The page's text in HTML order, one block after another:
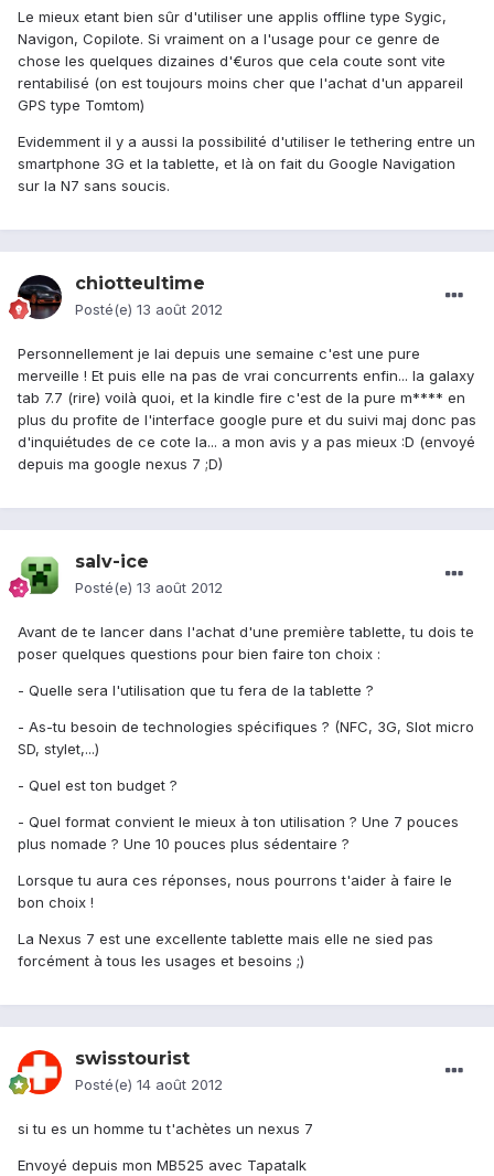
Le mieux etant bien sûr d'utiliser une applis offline type Sygic,
Navigon, Copilote. Si vraiment on a l'usage pour ce genre de
chose les quelques dizaines d'€uros que cela coute sont vite
rentabilisé (on est toujours moins cher que l'achat d'un appareil
GPS type Tomtom)
Evidemment il y a aussi la possibilité d'utiliser le tethering entre un
smartphone 3G et la tablette, et là on fait du Google Navigation
sur la N7 sans soucis.
chiotteultime
Posté(e) 13 août 2012
Personnellement je lai depuis une semaine c'est une pure
merveille ! Et puis elle na pas de vrai concurrents enfin... la galaxy
tab 7.7 (rire) voilà quoi, et la kindle fire c'est de la pure m**** en
plus du profite de l'interface google pure et du suivi maj donc pas
d'inquiétudes de ce cote la... a mon avis y a pas mieux :D (envoyé
depuis ma google nexus 7 ;D)
salv-ice
Posté(e) 13 août 2012
Avant de te lancer dans l'achat d'une première tablette, tu dois te
poser quelques questions pour bien faire ton choix :
- Quelle sera l'utilisation que tu fera de la tablette ?
- As-tu besoin de technologies spécifiques ? (NFC, 3G, Slot micro
SD, stylet,...)
- Quel est ton budget ?
- Quel format convient le mieux à ton utilisation ? Une 7 pouces
plus nomade ? Une 10 pouces plus sédentaire ?
Lorsque tu aura ces réponses, nous pourrons t'aider à faire le
bon choix !
La Nexus 7 est une excellente tablette mais elle ne sied pas
forcément à tous les usages et besoins ;)
swisstourist
Posté(e) 14 août 2012
si tu es un homme tu t'achètes un nexus 7
Envoyé depuis mon MB525 avec Tapatalk